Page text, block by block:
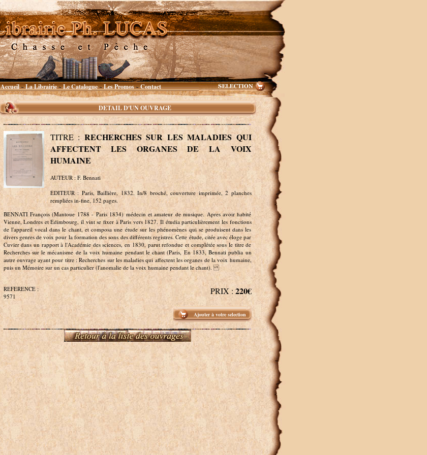
Accueil~La Librairie~Le Catalogue~Les Promos~Contact
DETAIL D'UN OUVRAGE
TITRE : RECHERCHES SUR LES MALADIES QUI
AFFECTENT LES ORGANES DE LA VOIX
HUMAINE
AUTEUR : F. Bennati
EDITEUR : Paris, Baillière, 1832. In/8 broché, couverture imprimée, 2 planches
rempliées in-fine, 152 pages.
BENNATI François (Mantoue 1788 - Paris 1834) médecin et amateur de musique. Apres avoir habité
Vienne, Londres et Edimbourg, il vint se fixer à Paris vers 1827. Il étudia particulièrement les fonctions
de l'appareil vocal dans le chant, et composa une étude sur les phénomènes qui se produisent dans les
divers genres de voix pour la formation des sons des différents registres. Cette étude, citée avec éloge par
Cuvier dans un rapport à l'Académie des sciences, en 1830, parut refondue et complétée sous le titre de
Recherches sur le mécanisme de la voix humaine pendant le chant (Paris, En 1833, Bennati publia un
autre ouvrage ayant pour titre : Recherches sur les maladies qui affectent les organes de la voix humaine,
puis un Mémoire sur un cas particulier (l'anomalie de la voix humaine pendant le chant).
REFERENCE :
9571
PRIX : 220€
Ajouter à votre selection